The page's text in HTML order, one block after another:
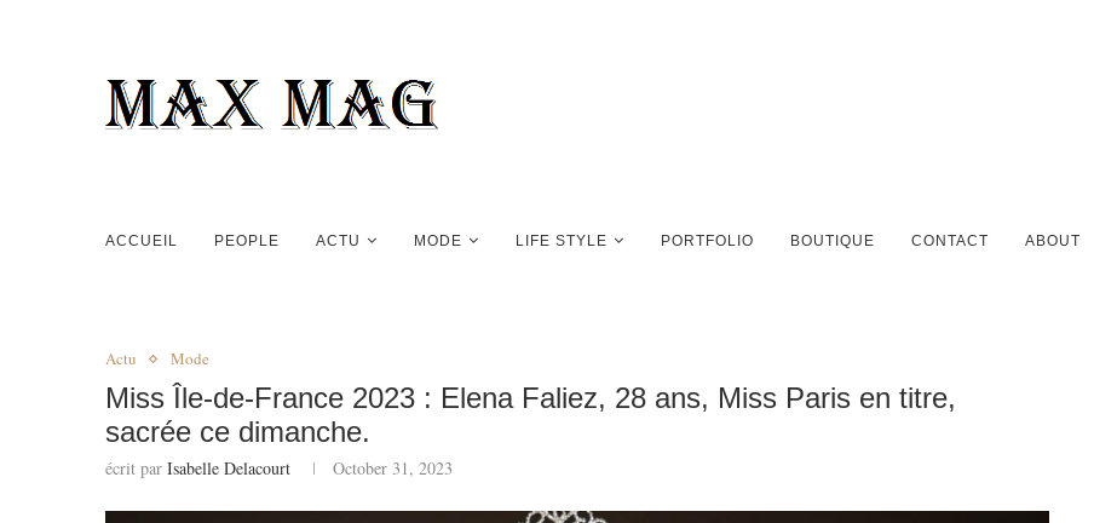
ACCUEIL PEOPLE ACTU MODE LIFE STYLE PORTFOLIO BOUTIQUE CONTACT ABOUT
Actu Mode
Miss Île-de-France 2023 : Elena Faliez, 28 ans, Miss Paris en titre,
sacrée ce dimanche.
écrit par Isabelle Delacourt October 31, 2023